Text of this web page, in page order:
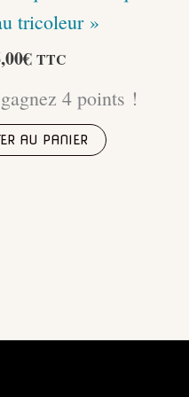
tricoleur »
€ TTC
4 points !
AU PANIER